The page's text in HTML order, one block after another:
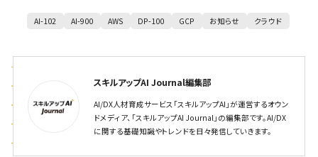
AI-102 AI-900 AWS DP-100 GCP お知らせ クラウド
スキルアップAI Journal編集部
AI/DX人材育成サービス「スキルアップAI」が運営するオウン
ドメディア、「スキルアップAI Journal」の編集部です。AI/DX
に関する基礎知識やトレンドを日々発信していきます。